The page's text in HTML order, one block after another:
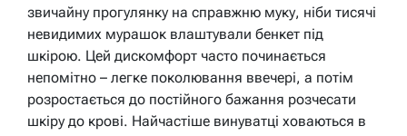
звичайну прогулянку на справжню муку, ніби тисячі
невидимих мурашок влаштували бенкет під
шкірою. Цей дискомфорт часто починається
непомітно – легке поколювання ввечері, а потім
розростається до постійного бажання розчесати
шкіру до крові. Найчастіше винуватці ховаються в